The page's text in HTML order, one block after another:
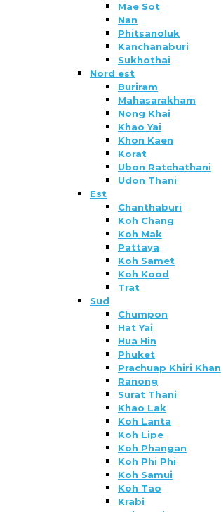
Mae Sot
Nan
Phitsanoluk
Kanchanaburi
Sukhothai
Nord est
Buriram
Mahasarakham
Nong Khai
Khao Yai
Khon Kaen
Korat
Ubon Ratchathani
Udon Thani
Est
Chanthaburi
Koh Chang
Koh Mak
Pattaya
Koh Samet
Koh Kood
Trat
Sud
Chumpon
Hat Yai
Hua Hin
Phuket
Prachuap Khiri Khan
Ranong
Surat Thani
Khao Lak
Koh Lanta
Koh Lipe
Koh Phangan
Koh Phi Phi
Koh Samui
Koh Tao
Krabi